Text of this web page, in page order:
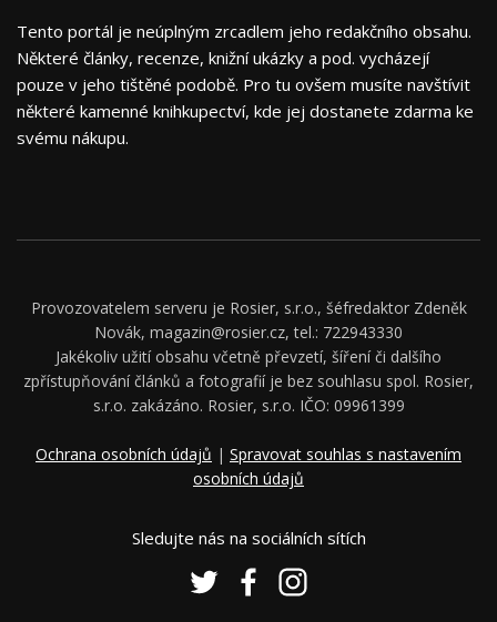
Tento portál je neúplným zrcadlem jeho redakčního obsahu.
Některé články, recenze, knižní ukázky a pod. vycházejí
pouze v jeho tištěné podobě. Pro tu ovšem musíte navštívit
některé kamenné knihkupectví, kde jej dostanete zdarma ke
svému nákupu.
Provozovatelem serveru je Rosier, s.r.o., šéfredaktor Zdeněk
Novák, magazin@rosier.cz, tel.: 722943330
Jakékoliv užití obsahu včetně převzetí, šíření či dalšího
zpřístupňování článků a fotografií je bez souhlasu spol. Rosier,
s.r.o. zakázáno. Rosier, s.r.o. IČO: 09961399
Ochrana osobních údajů | Spravovat souhlas s nastavením
osobních údajů
Sledujte nás na sociálních sítích